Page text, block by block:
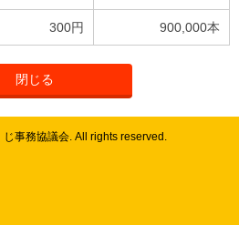
300円 900,000本
閉じる
事務協議会. All rights reserved.